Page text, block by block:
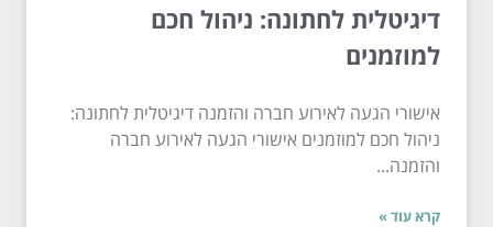
דיגיטלית לחתונה: ניהול חכם
למוזמנים
אישורי הגעה לאירוע חברה והזמנה דיגיטלית לחתונה:
ניהול חכם למוזמנים אישורי הגעה לאירוע חברה
והזמנה...
קרא עוד »